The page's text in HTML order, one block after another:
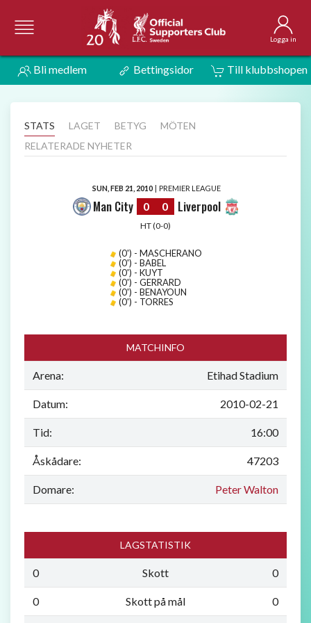
Logga in
Bli medlem Bettingsidor Till klubbshopen
STATS LAGET BETYG
MÖTEN
RELATERADE NYHETER
SUN, FEB 21, 2010 | PREMIER LEAGUE
Man City 0 0 Liverpool
HT (0-0)
(0') - MASCHERANO
(0') - BABEL
(0') - KUYT
(0') - GERRARD
(0') - BENAYOUN
(0') - TORRES
MATCHINFO
Arena: Etihad Stadium
Datum: 2010-02-21
Tid: 16:00
Åskådare: 47203
Domare: Peter Walton
LAGSTATISTIK
0 Skott 0
0 Skott på mål 0